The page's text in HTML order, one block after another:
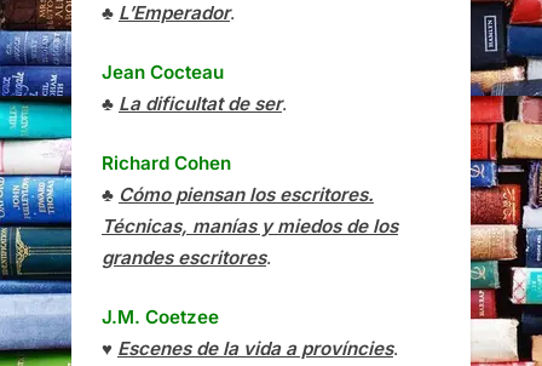
♣ L’Emperador.
Jean Cocteau
♣ La dificultat de ser.
Richard Cohen
♣ Cómo piensan los escritores.
Técnicas, manías y miedos de los
grandes escritores.
J.M. Coetzee
♥ Escenes de la vida a províncies.